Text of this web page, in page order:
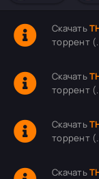
Скачать
торрент
Скачать
торрент
Скачать
торрент
Скачать